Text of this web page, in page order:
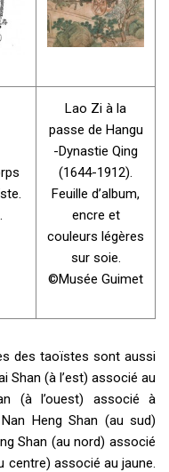
Lao Zi à la
passe de Hangu
-Dynastie Qing
(1644-1912).
Feuille d’album,
encre et
couleurs légères
sur soie.
©Musée Guimet
des taoïstes sont aussi
Shan (à l’est) associé au
(à l’ouest) associé à
Heng Shan (au sud)
Shan (au nord) associé
centre) associé au jaune.